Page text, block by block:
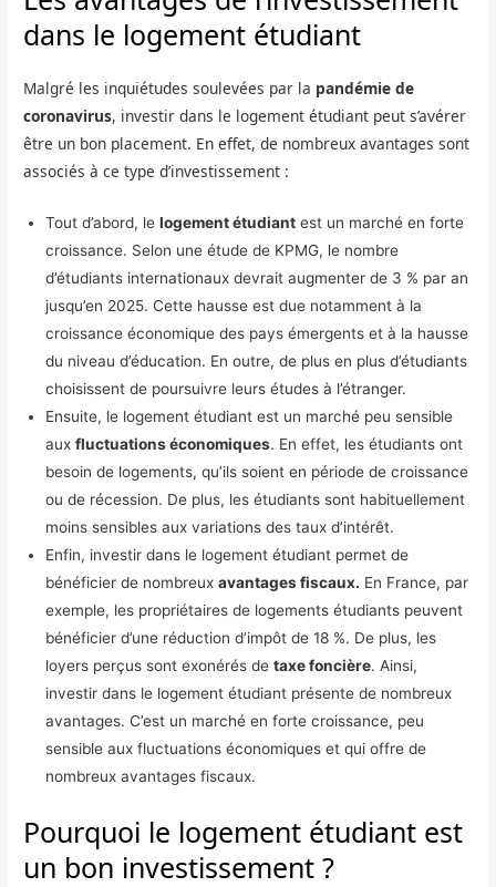
dans le logement étudiant
Malgré les inquiétudes soulevées par la pandémie de
coronavirus, investir dans le logement étudiant peut s’avérer
être un bon placement. En effet, de nombreux avantages sont
associés à ce type d’investissement :
Tout d’abord, lelogement étudiant est un marché en forte
croissance. Selon une étude de KPMG, le nombre
d’étudiants internationaux devrait augmenter de 3 % par an
jusqu’en 2025. Cette hausse est due notamment à la
croissance économique des pays émergents et à la hausse
du niveau d’éducation. En outre, de plus en plus d’étudiants
choisissent de poursuivre leurs études à l’étranger.
Ensuite, le logement étudiant est un marché peu sensible
auxfluctuations économiques. En effet, les étudiants ont
besoin de logements, qu’ils soient en période de croissance
ou de récession. De plus, les étudiants sont habituellement
moins sensibles aux variations des taux d’intérêt.
Enfin, investir dans le logement étudiant permet de
bénéficier de nombreuxavantages fiscaux. En France, par
exemple, les propriétaires de logements étudiants peuvent
bénéficier d’une réduction d’impôt de 18 %. De plus, les
loyers perçus sont exonérés detaxe foncière. Ainsi,
investir dans le logement étudiant présente de nombreux
avantages. C’est un marché en forte croissance, peu
sensible aux fluctuations économiques et qui offre de
nombreux avantages fiscaux.
Pourquoi le logement étudiant est
un bon investissement ?